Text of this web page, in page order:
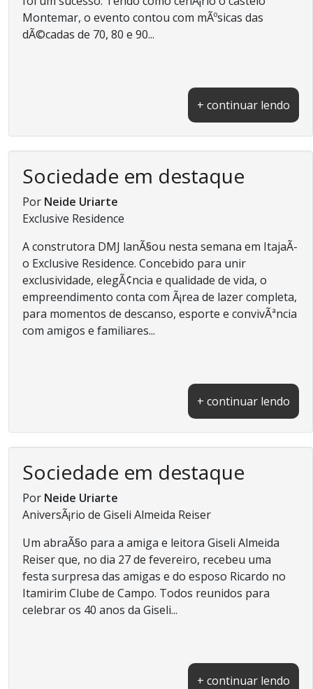
Montemar, o evento contou com mÃºsicas das
dÃ©cadas de 70, 80 e 90...
+ continuar lendo
Sociedade em destaque
Por Neide Uriarte
Exclusive Residence
A construtora DMJ lanÃ§ou nesta semana em ItajaÃ­
o Exclusive Residence. Concebido para unir
exclusividade, elegÃ¢ncia e qualidade de vida, o
empreendimento conta com Ã¡rea de lazer completa,
para momentos de descanso, esporte e convivÃªncia
com amigos e familiares...
+ continuar lendo
Sociedade em destaque
Por Neide Uriarte
AniversÃ¡rio de Giseli Almeida Reiser
Um abraÃ§o para a amiga e leitora Giseli Almeida
Reiser que, no dia 27 de fevereiro, recebeu uma
festa surpresa das amigas e do esposo Ricardo no
Itamirim Clube de Campo. Todos reunidos para
celebrar os 40 anos da Giseli...
+ continuar lendo